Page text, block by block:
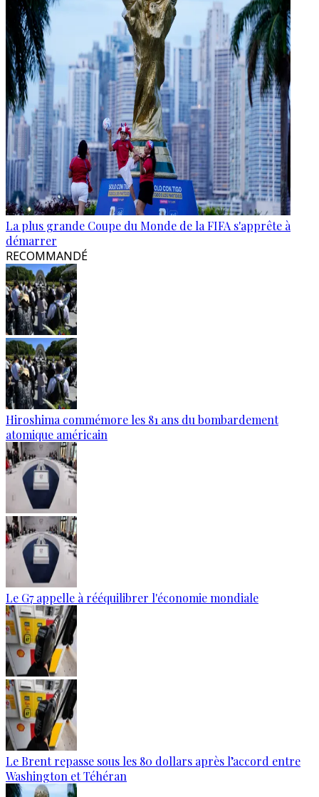
La plus grande Coupe du Monde de la FIFA s'apprête à
démarrer
RECOMMANDÉ
Hiroshima commémore les 81 ans du bombardement
atomique américain
Le G7 appelle à rééquilibrer l'économie mondiale
Le Brent repasse sous les 80 dollars après l’accord entre
Washington et Téhéran